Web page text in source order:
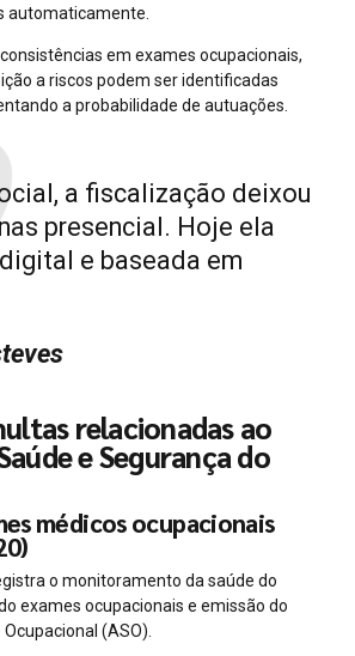
automaticamente.
em exames ocupacionais,
a riscos podem ser identificadas
a probabilidade de autuações.
a fiscalização deixou
presencial. Hoje ela
e baseada em
relacionadas ao
e Segurança do
médicos ocupacionais
o monitoramento da saúde do
exames ocupacionais e emissão do
(ASO).